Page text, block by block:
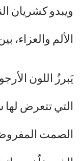
ويبدو كشريان
الألم والعزاء،
يَبرزُ اللون
التي تتعرض
الصمت